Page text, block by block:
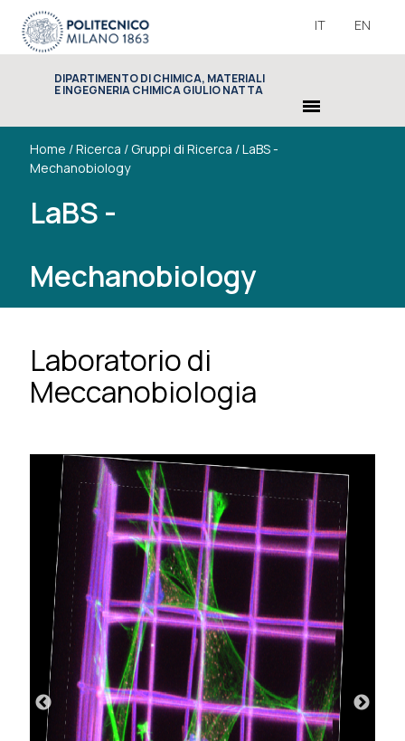
EN
IT
DIPARTIMENTO DI CHIMICA, MATERIALI
E INGEGNERIA CHIMICA GIULIO NATTA
menu
Home /Ricerca /Gruppi di Ricerca /LaBS -
Mechanobiology
LaBS -
Mechanobiology
Laboratorio di
Meccanobiologia